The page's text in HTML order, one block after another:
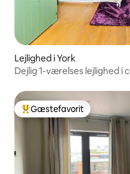
Lejlighed i York
Dejlig 1-værelses lejlighed i
Bedste gæstefavorit
Gæstefavorit